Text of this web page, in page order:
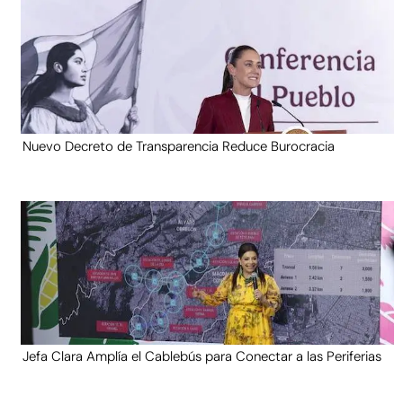
Nuevo Decreto de Transparencia Reduce Burocracia
Jefa Clara Amplía el Cablebús para Conectar a las Periferias